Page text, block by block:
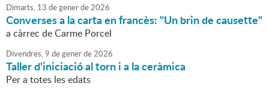
Dimarts, 13 degenerde2026
Converses a la carta en francès: "Un brin de causette"
a càrrec de Carme Porcel
Divendres,9 degenerde2026
Taller d'iniciació al torn i a la ceràmica
Per a totes les edats